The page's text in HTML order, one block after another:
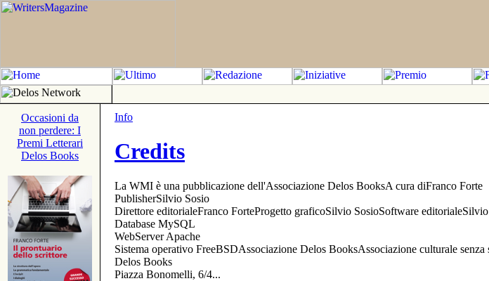
Occasioni da
non perdere: I
Premi Letterari
Delos Books
Info
Credits
La WMI è una pubblicazione dell'Associazione Delos BooksA cura diFranco Forte
PublisherSilvio Sosio
Direttore editorialeFranco ForteProgetto graficoSilvio SosioSoftware
Database MySQL
WebServer Apache
Sistema operativo FreeBSDAssociazione Delos BooksAssociazione culturale senza
Delos Books
Piazza Bonomelli, 6/4...